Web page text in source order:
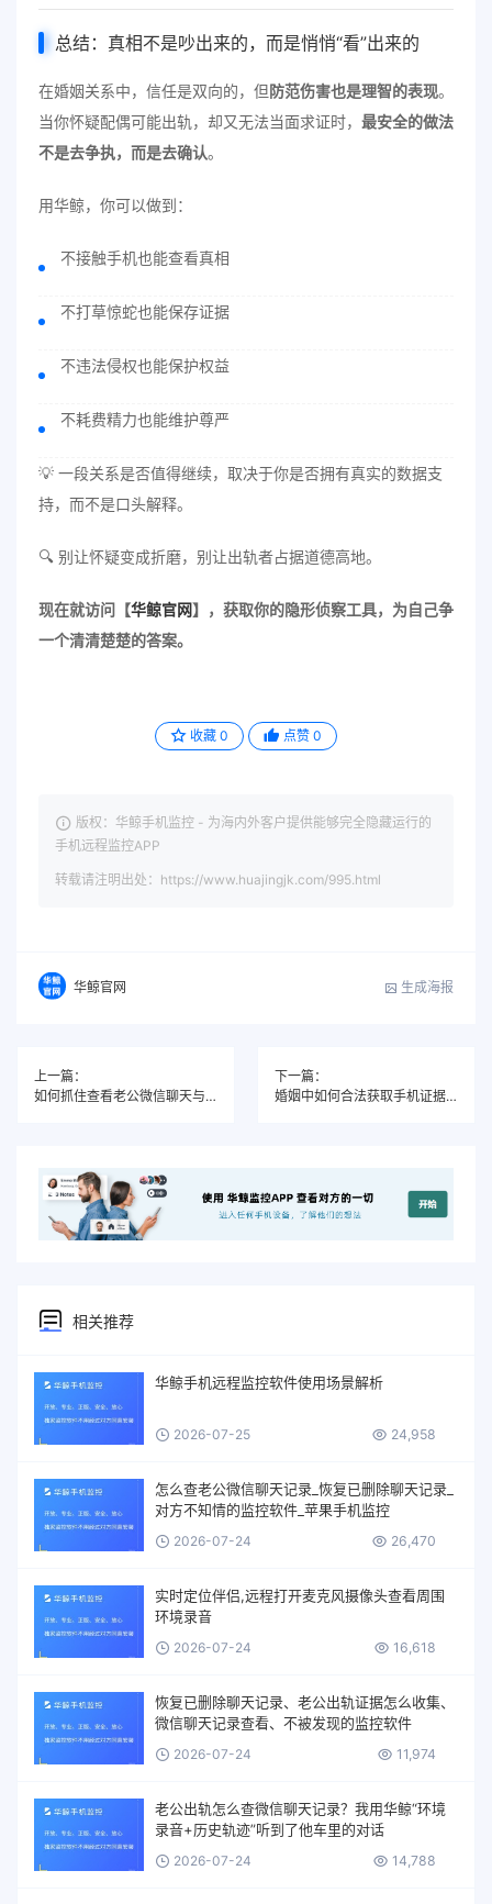
总结：真相不是吵出来的，而是悄悄“看”出来的
在婚姻关系中，信任是双向的，但防范伤害也是理智的表现。
当你怀疑配偶可能出轨，却又无法当面求证时， 最安全的做法
不是去争执，而是去确认。
用华鲸，你可以做到：
不接触手机也能查看真相
不打草惊蛇也能保存证据
不违法侵权也能保护权益
不耗费精力也能维护尊严
💡 一段关系是否值得继续，取决于你是否拥有真实的数据支
持，而不是口头解释。
🔍 别让怀疑变成折磨，别让出轨者占据道德高地。
现在就访问【华鲸官网】，获取你的隐形侦察工具，为自己争
一个清清楚楚的答案。
收藏 0 点赞 0
版权：华鲸手机监控 - 为海内外客户提供能够完全隐藏运行的
手机远程监控APP
转载请注明出处：https://www.huajingjk.com/995.html
华鲸官网 生成海报
上一篇：
如何抓住查看老公微信聊天与抖音私信双重出轨？还原他的“平行世界”
下一篇：
婚姻中如何合法获取手机证据？维权不踩红线的关键指南
相关推荐
华鲸手机远程监控软件使用场景解析
2026-07-25 24,958
怎么查老公微信聊天记录_恢复已删除聊天记录_
对方不知情的监控软件_苹果手机监控
2026-07-24 26,470
实时定位伴侣,远程打开麦克风摄像头查看周围
环境录音
2026-07-24 16,618
恢复已删除聊天记录、老公出轨证据怎么收集、
微信聊天记录查看、不被发现的监控软件
2026-07-24 11,974
老公出轨怎么查微信聊天记录？我用华鲸“环境
录音+历史轨迹”听到了他车里的对话
2026-07-24 14,788